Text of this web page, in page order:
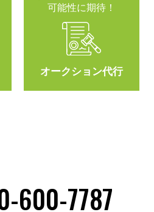
可能性に期待！
オークション代行
600-7787